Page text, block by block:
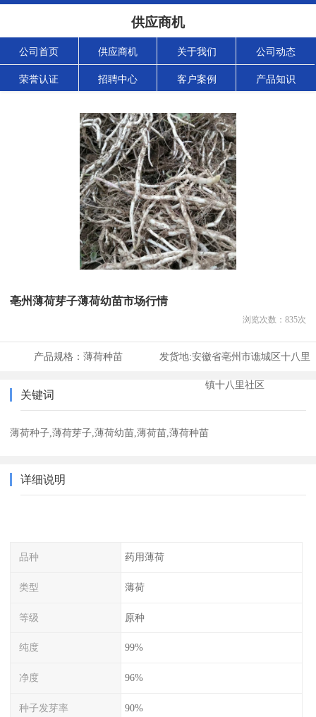
供应商机
公司首页 供应商机 关于我们 公司动态
荣誉认证 招聘中心 客户案例 产品知识
亳州薄荷芽子薄荷幼苗市场行情
浏览次数： 835次
产品规格： 薄荷种苗 发货地:安徽省亳州市谯城区十八里
镇十八里社区
关键词
薄荷种子,薄荷芽子,薄荷幼苗,薄荷苗,薄荷种苗
详细说明
品种 药用薄荷
类型 薄荷
等级 原种
纯度 99%
净度 96%
种子发芽率 90%